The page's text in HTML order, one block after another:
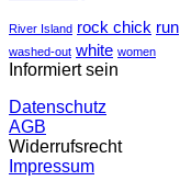
River Island rock chick run
washed-out white women
Informiert sein
Datenschutz
AGB
Widerrufsrecht
Impressum